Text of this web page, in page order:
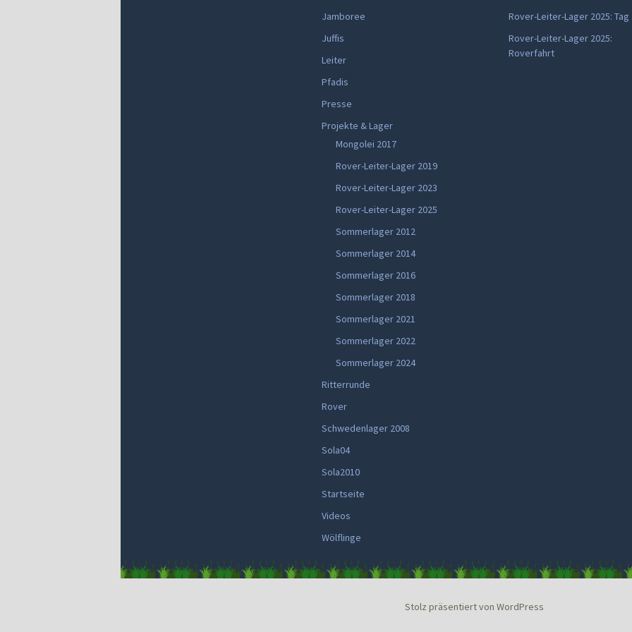
Jamboree
Juffis
Leiter
Pfadis
Presse
Projekte & Lager
Mongolei 2017
Rover-Leiter-Lager 2019
Rover-Leiter-Lager 2023
Rover-Leiter-Lager 2025
Sommerlager 2012
Sommerlager 2014
Sommerlager 2016
Sommerlager 2018
Sommerlager 2021
Sommerlager 2022
Sommerlager 2024
Ritterrunde
Rover
Schwedenlager 2008
Sola04
Sola2010
Startseite
Videos
Wölflinge
Rover-Leiter-Lager 2025: Tag
Rover-Leiter-Lager 2025:
Roverfahrt
Stolz präsentiert von WordPress